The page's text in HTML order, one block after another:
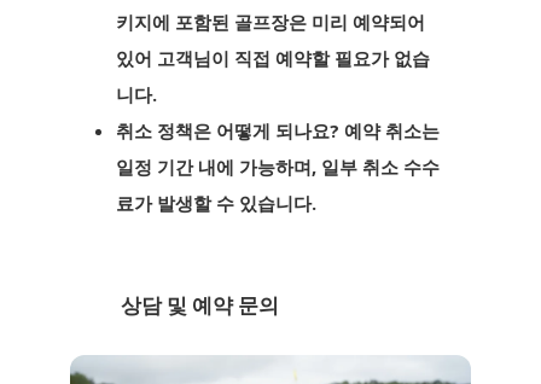
키지에 포함된 골프장은 미리 예약되어
있어 고객님이 직접 예약할 필요가 없습
니다.
취소 정책은 어떻게 되나요? 예약 취소는
일정 기간 내에 가능하며, 일부 취소 수수
료가 발생할 수 있습니다.
상담 및 예약 문의